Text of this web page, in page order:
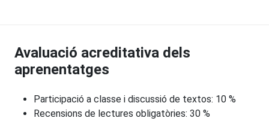
Avaluació acreditativa dels
aprenentatges
Participació a classe i discussió de textos: 10 %
Recensions de lectures obligatòries: 30 %